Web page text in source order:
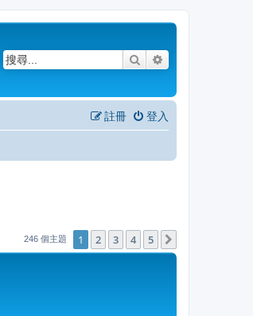
搜尋
登入
註冊
246 個主題 1 2 3 4 5